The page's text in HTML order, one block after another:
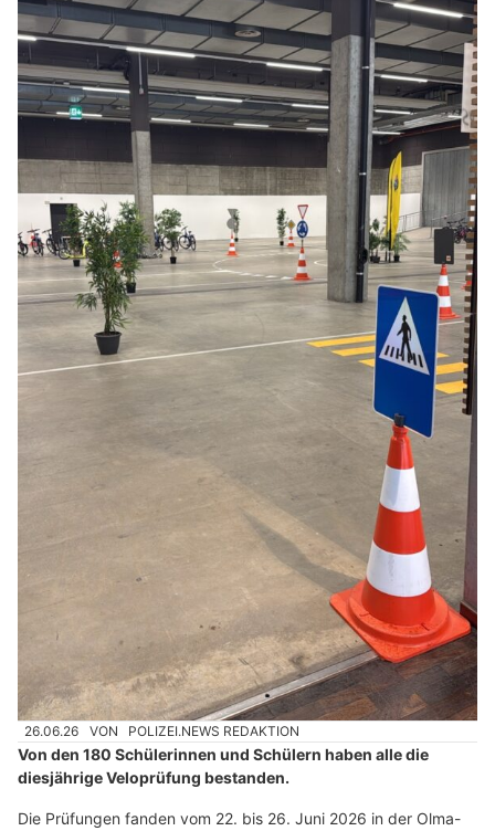
26.06.26 VON POLIZEI.NEWS REDAKTION
Von den 180 Schülerinnen und Schülern haben alle die
diesjährige Veloprüfung bestanden.
Die Prüfungen fanden vom 22. bis 26. Juni 2026 in der Olma-